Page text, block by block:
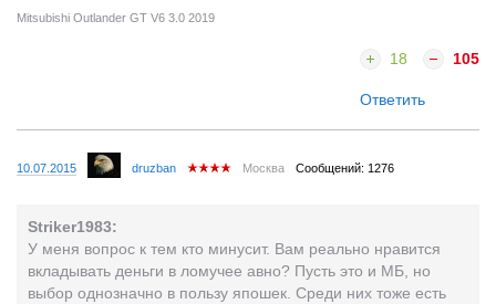
Mitsubishi Outlander GT V6 3.0 2019
18 105
Ответить
10.07.2015 druzban Москва Сообщений: 1276
Striker1983:
У меня вопрос к тем кто минусит. Вам реально нравится
вкладывать деньги в ломучее авно? Пусть это и МБ, но
выбор однозначно в пользу япошек. Среди них тоже есть